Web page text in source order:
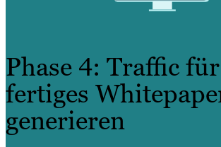
Phase 4: Traffic
fertiges
generieren